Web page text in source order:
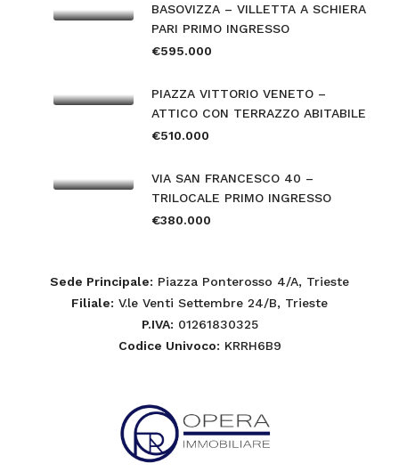
BASOVIZZA – VILLETTA A SCHIERA
PARI PRIMO INGRESSO
€595.000
PIAZZA VITTORIO VENETO –
ATTICO CON TERRAZZO ABITABILE
€510.000
VIA SAN FRANCESCO 40 –
TRILOCALE PRIMO INGRESSO
€380.000
Sede Principale: Piazza Ponterosso 4/A, Trieste
Filiale: V.le Venti Settembre 24/B, Trieste
P.IVA: 01261830325
Codice Univoco: KRRH6B9